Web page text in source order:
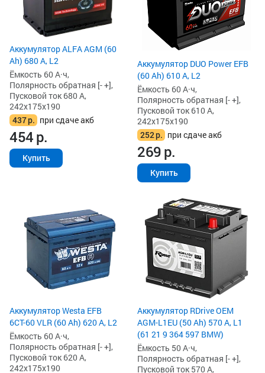
Аккумулятор ALFA AGM (60
Ah) 680 А, L2
Ёмкость 60 А·ч,
Полярность обратная [- +],
Пусковой ток 680 А,
242x175x190
437р. при сдаче акб
454р.
Купить
Аккумулятор DUO Power EFB
(60 Ah) 610 А, L2
Ёмкость 60 А·ч,
Полярность обратная [- +],
Пусковой ток 610 А,
242x175x190
252р. при сдаче акб
269р.
Купить
Аккумулятор Westa EFB
6СТ-60 VLR (60 Ah) 620 А, L2
Ёмкость 60 А·ч,
Полярность обратная [- +],
Пусковой ток 620 А,
242x175x190
Аккумулятор RDrive OEM
AGM-L1EU (50 Ah) 570 А, L1
(61 21 9 364 597 BMW)
Ёмкость 50 А·ч,
Полярность обратная [- +],
Пусковой ток 570 А,